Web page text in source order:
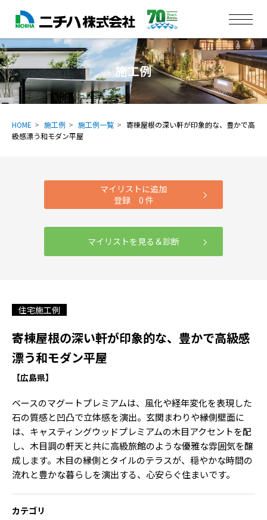
施工例
HOME 施工例 施工例一覧
寄棟屋根の深い軒が印象的な、豊かで高
級感漂う和モダン平屋
マイリストに追加
登録 0 件
マイリストを見る＆診断
住宅施工例
寄棟屋根の深い軒が印象的な、豊かで高級感
漂う和モダン平屋
【広島県】
ベースのマグートプレミアムは、風化や経年変化を表現した
石の質感と凹凸で立体感を演出。玄関まわりや縁側壁面に
は、キャスティングウッドプレミアムの木目アクセントを配
し、木目調の軒天と共に高級旅館のような優雅な雰囲気を醸
成します。木目の縁側とタイルのテラスが、穏やかな時間の
流れと豊かな暮らしを演出する、心安らぐ住まいです。
カテゴリ